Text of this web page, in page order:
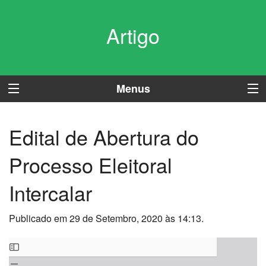
Artigo
Menus
Edital de Abertura do
Processo Eleitoral
Intercalar
Publicado em 29 de Setembro, 2020 às 14:13.
Skip
to